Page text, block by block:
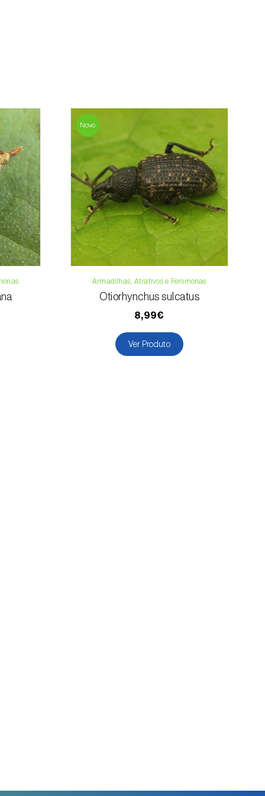
019
Novo
Armadilhas, Atrativos e Feromonas
Otiorhynchus sulcatus
8,99€
Ver Produto